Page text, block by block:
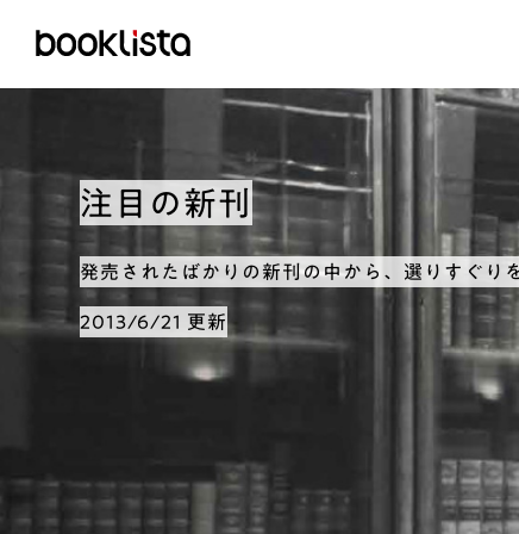
注目の新刊
発売されたばかりの新刊の中から、選りすぐり
2013/6/21 更新